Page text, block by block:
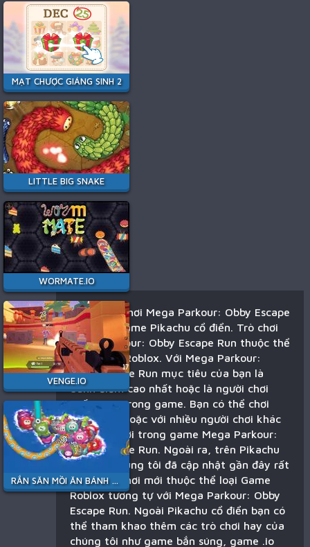
MẠT CHƯỢC GIÁNG SINH 2
LITTLE BIG SNAKE
WORMATE.IO
VENGE.IO
RẮN SĂN MỒI ĂN BÁNH KẸO
Bạn đang chơi Mega Parkour: Obby Escape
Run trên game Pikachu cổ điển. Trò chơi
Mega Parkour: Obby Escape Run thuộc thể
loại Game Roblox. Với Mega Parkour:
Obby Escape Run mục tiêu của bạn là
dành điểm cao nhất hoặc là người chơi
cuối cùng trong game. Bạn có thể chơi
một mình hoặc với nhiều người chơi khác
trên thế giới trong game Mega Parkour:
Obby Escape Run. Ngoài ra, trên Pikachu
Cổ Điển chúng tôi đã cập nhật gần đây rất
nhiều trò chơi mới thuộc thể loại Game
Roblox tương tự với Mega Parkour: Obby
Escape Run. Ngoài Pikachu cổ điển bạn có
thể tham khao thêm các trò chơi hay của
chúng tôi như game bắn súng, game .io